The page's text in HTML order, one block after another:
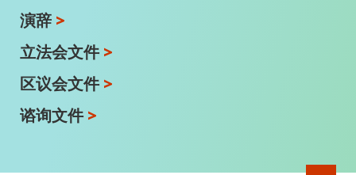
演辞 >
立法会文件 >
区议会文件 >
谘询文件 >